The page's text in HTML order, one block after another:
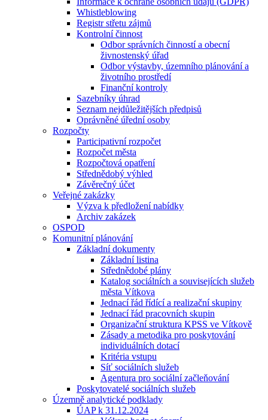
Whistleblowing
Registr střetu zájmů
Kontrolní činnost
Odbor správních činností a obecní
živnostenský úřad
Odbor výstavby, územního plánování a
životního prostředí
Finanční kontroly
Sazebníky úhrad
Seznam nejdůležitějších předpisů
Oprávněné úřední osoby
Rozpočty
Participativní rozpočet
Rozpočet města
Rozpočtová opatření
Střednědobý výhled
Závěrečný účet
Veřejné zakázky
Výzva k předložení nabídky
Archiv zakázek
OSPOD
Komunitní plánování
Základní dokumenty
Základní listina
Střednědobé plány
Katalog sociálních a souvisejících služeb
města Vítkova
Jednací řád řídící a realizační skupiny
Jednací řád pracovních skupin
Organizační struktura KPSS ve Vítkově
Zásady a metodika pro poskytování
individuálních dotací
Kritéria vstupu
Síť sociálních služeb
Agentura pro sociální začleňování
Poskytovatelé sociálních služeb
Územně analytické podklady
ÚAP k 31.12.2024